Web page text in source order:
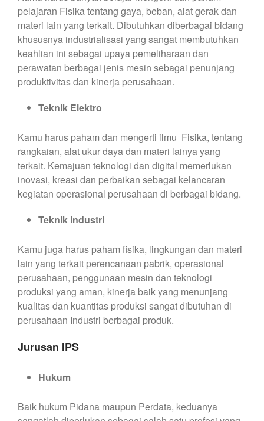
pelajaran Fisika tentang gaya, beban, alat gerak dan
materi lain yang terkait. Dibutuhkan diberbagai bidang
khususnya industrialisasi yang sangat membutuhkan
keahlian ini sebagai upaya pemeliharaan dan
perawatan berbagai jenis mesin sebagai penunjang
produktivitas dan kinerja perusahaan.
Teknik Elektro
Kamu harus paham dan mengerti ilmu Fisika, tentang
rangkaian, alat ukur daya dan materi lainya yang
terkait. Kemajuan teknologi dan digital memerlukan
inovasi, kreasi dan perbaikan sebagai kelancaran
kegiatan operasional perusahaan di berbagai bidang.
Teknik Industri
Kamu juga harus paham fisika, lingkungan dan materi
lain yang terkait perencanaan pabrik, operasional
perusahaan, penggunaan mesin dan teknologi
produksi yang aman, kinerja baik yang menunjang
kualitas dan kuantitas produksi sangat dibutuhan di
perusahaan Industri berbagai produk.
Jurusan IPS
Hukum
Baik hukum Pidana maupun Perdata, keduanya